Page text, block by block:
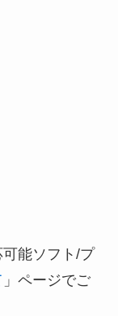
能ソフト/プ
」ページでご